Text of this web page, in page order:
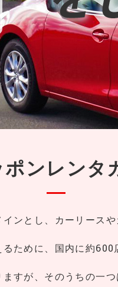
ポンレンタ
ンとし、カーリース
ために、国内に約
すが、そのうちの一